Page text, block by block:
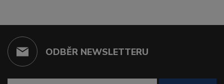
ODBĚR NEWSLETTERU